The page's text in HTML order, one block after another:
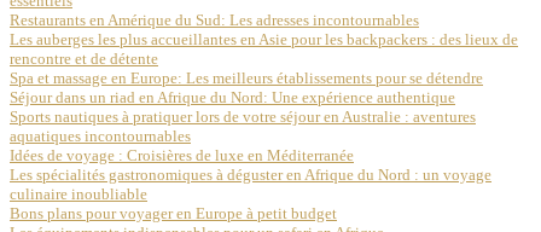
Restaurants en Amérique du Sud: Les adresses incontournables
Les auberges les plus accueillantes en Asie pour les backpackers : des lieux de
rencontre et de détente
Spa et massage en Europe: Les meilleurs établissements pour se détendre
Séjour dans un riad en Afrique du Nord: Une expérience authentique
Sports nautiques à pratiquer lors de votre séjour en Australie : aventures
aquatiques incontournables
Idées de voyage : Croisières de luxe en Méditerranée
Les spécialités gastronomiques à déguster en Afrique du Nord : un voyage
culinaire inoubliable
Bons plans pour voyager en Europe à petit budget